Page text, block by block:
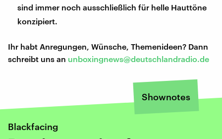
sind immer noch ausschließlich für helle Hauttöne
konzipiert.
Ihr habt Anregungen, Wünsche, Themenideen? Dann
schreibt uns an unboxingnews@deutschlandradio.de
Shownotes
Blackfacing